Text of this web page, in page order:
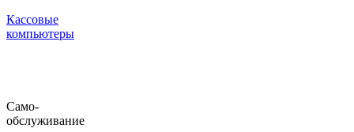
Кассовые
компьютеры
Само-
обслуживание